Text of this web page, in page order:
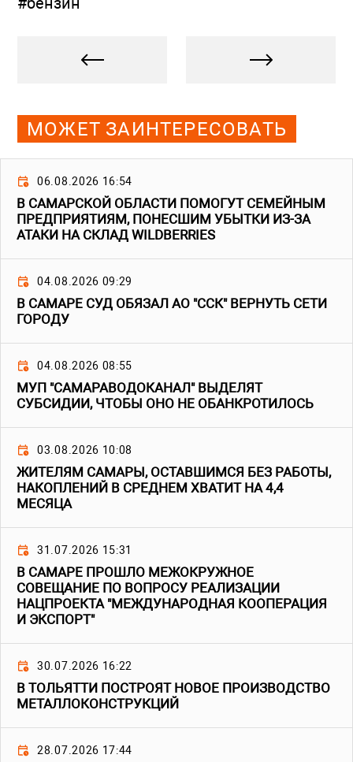
МОЖЕТ ЗАИНТЕРЕСОВАТЬ
06.08.2026 16:54
В САМАРСКОЙ ОБЛАСТИ ПОМОГУТ СЕМЕЙНЫМ
ПРЕДПРИЯТИЯМ, ПОНЕСШИМ УБЫТКИ ИЗ-ЗА
АТАКИ НА СКЛАД WILDBERRIES
04.08.2026 09:29
В САМАРЕ СУД ОБЯЗАЛ АО "ССК" ВЕРНУТЬ СЕТИ
ГОРОДУ
04.08.2026 08:55
МУП "САМАРАВОДОКАНАЛ" ВЫДЕЛЯТ
СУБСИДИИ, ЧТОБЫ ОНО НЕ ОБАНКРОТИЛОСЬ
03.08.2026 10:08
ЖИТЕЛЯМ САМАРЫ, ОСТАВШИМСЯ БЕЗ РАБОТЫ,
НАКОПЛЕНИЙ В СРЕДНЕМ ХВАТИТ НА 4,4
МЕСЯЦА
31.07.2026 15:31
В САМАРЕ ПРОШЛО МЕЖОКРУЖНОЕ
СОВЕЩАНИЕ ПО ВОПРОСУ РЕАЛИЗАЦИИ
НАЦПРОЕКТА "МЕЖДУНАРОДНАЯ КООПЕРАЦИЯ
И ЭКСПОРТ"
30.07.2026 16:22
В ТОЛЬЯТТИ ПОСТРОЯТ НОВОЕ ПРОИЗВОДСТВО
МЕТАЛЛОКОНСТРУКЦИЙ
28.07.2026 17:44